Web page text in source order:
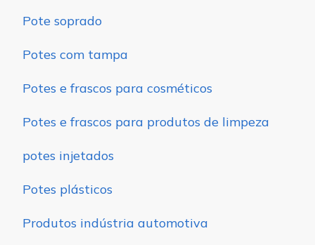
Pote soprado
Potes com tampa
Potes e frascos para cosméticos
Potes e frascos para produtos de limpeza
potes injetados
Potes plásticos
Produtos indústria automotiva